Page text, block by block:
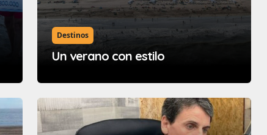
Destinos
Un verano con estilo